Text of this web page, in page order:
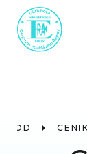
ÚVOD